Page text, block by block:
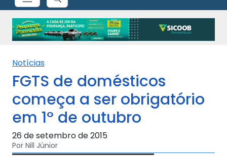
Notícias
FGTS de domésticos
começa a ser obrigatório
em 1º de outubro
26 de setembro de 2015
Por Nill Júnior